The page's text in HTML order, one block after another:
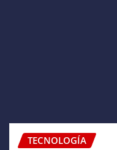
TECNOLOGÍA